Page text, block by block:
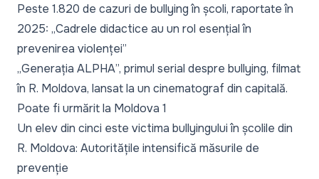
Peste 1.820 de cazuri de bullying în școli, raportate în
2025: „Cadrele didactice au un rol esențial în
prevenirea violenței”
„Generația ALPHA”, primul serial despre bullying, filmat
în R. Moldova, lansat la un cinematograf din capitală.
Poate fi urmărit la Moldova 1
Un elev din cinci este victima bullyingului în școlile din
R. Moldova: Autoritățile intensifică măsurile de
prevenție